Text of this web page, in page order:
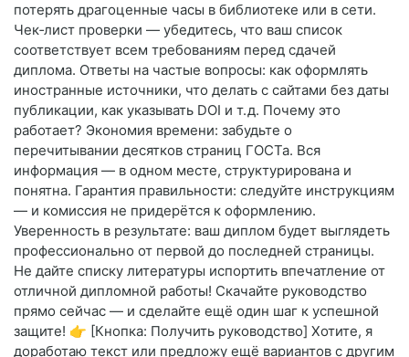
потерять драгоценные часы в библиотеке или в сети.
Чек‑лист проверки — убедитесь, что ваш список
соответствует всем требованиям перед сдачей
диплома. Ответы на частые вопросы: как оформлять
иностранные источники, что делать с сайтами без даты
публикации, как указывать DOI и т. д. Почему это
работает? Экономия времени: забудьте о
перечитывании десятков страниц ГОСТа. Вся
информация — в одном месте, структурирована и
понятна. Гарантия правильности: следуйте инструкциям
— и комиссия не придерётся к оформлению.
Уверенность в результате: ваш диплом будет выглядеть
профессионально от первой до последней страницы.
Не дайте списку литературы испортить впечатление от
отличной дипломной работы! Скачайте руководство
прямо сейчас — и сделайте ещё один шаг к успешной
защите! 👉 [Кнопка: Получить руководство] Хотите, я
доработаю текст или предложу ещё вариантов с другим